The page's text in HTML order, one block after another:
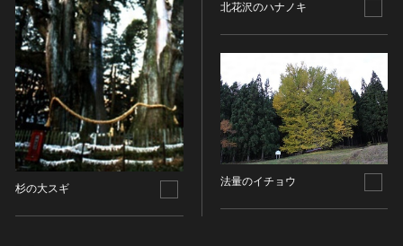
杉の大スギ
北花沢のハナノキ
法量のイチョウ
その他
天然記念物
動物
植物
地質鉱物
天然保護区域
文化的景観